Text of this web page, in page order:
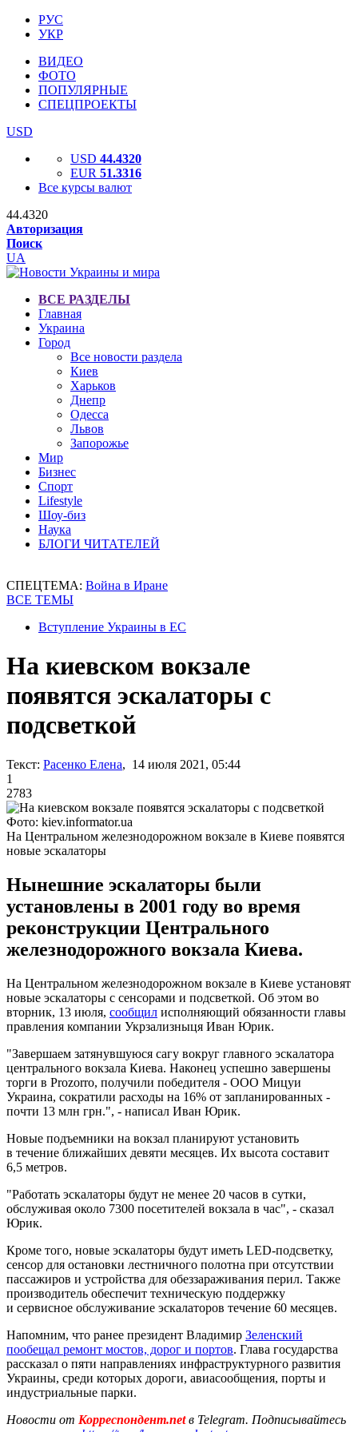
РУС
УКР
ВИДЕО
ФОТО
ПОПУЛЯРНЫЕ
СПЕЦПРОЕКТЫ
USD
USD 44.4320
EUR 51.3316
Все курсы валют
44.4320
Авторизация
Поиск
UA
ВСЕ РАЗДЕЛЫ
Главная
Украина
Город
Все новости раздела
Киев
Харьков
Днепр
Одесса
Львов
Запорожье
Мир
Бизнес
Спорт
Lifestyle
Шоу-биз
Наука
БЛОГИ ЧИТАТЕЛЕЙ
СПЕЦТЕМА: Война в Иране
ВСЕ ТЕМЫ
Вступление Украины в ЕС
На киевском вокзале
появятся эскалаторы с
подсветкой
Текст: Расенко Елена, 14 июля 2021, 05:44
1
2783
Фото: kiev.informator.ua
На Центральном железнодорожном вокзале в Киеве появятся
новые эскалаторы
Нынешние эскалаторы были
установлены в 2001 году во время
реконструкции Центрального
железнодорожного вокзала Киева.
На Центральном железнодорожном вокзале в Киеве установят
новые эскалаторы с сенсорами и подсветкой. Об этом во
вторник, 13 июля, сообщил исполняющий обязанности главы
правления компании Укрзализныця Иван Юрик.
"Завершаем затянувшуюся сагу вокруг главного эскалатора
центрального вокзала Киева. Наконец успешно завершены
торги в Prozorro, получили победителя - ООО Мицуи
Украина, сократили расходы на 16% от запланированных -
почти 13 млн грн.", - написал Иван Юрик.
Новые подъемники на вокзал планируют установить
в течение ближайших девяти месяцев. Их высота составит
6,5 метров.
"Работать эскалаторы будут не менее 20 часов в сутки,
обслуживая около 7300 посетителей вокзала в час", - сказал
Юрик.
Кроме того, новые эскалаторы будут иметь LED-подсветку,
сенсор для остановки лестничного полотна при отсутствии
пассажиров и устройства для обеззараживания перил. Также
производитель обеспечит техническую поддержку
и сервисное обслуживание эскалаторов течение 60 месяцев.
Напомним, что ранее президент Владимир Зеленский
пообещал ремонт мостов, дорог и портов. Глава государства
рассказал о пяти направлениях инфраструктурного развития
Украины, среди которых дороги, авиасообщения, порты и
индустриальные парки.
Новости от Корреспондент.netв Telegram. Подписывайтесь